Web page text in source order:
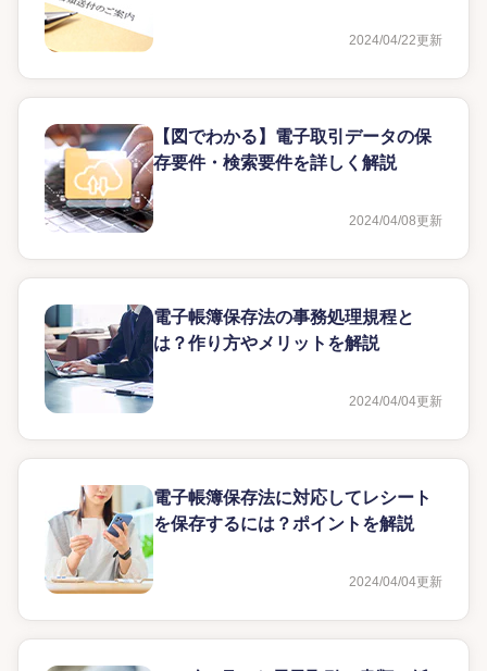
2024/04/22更新
【図でわかる】電子取引データの保
存要件・検索要件を詳しく解説
2024/04/08更新
電子帳簿保存法の事務処理規程と
は？作り方やメリットを解説
2024/04/04更新
電子帳簿保存法に対応してレシート
を保存するには？ポイントを解説
2024/04/04更新